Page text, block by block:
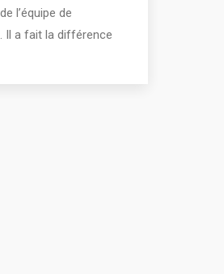
l’équipe de
Il a fait la différence